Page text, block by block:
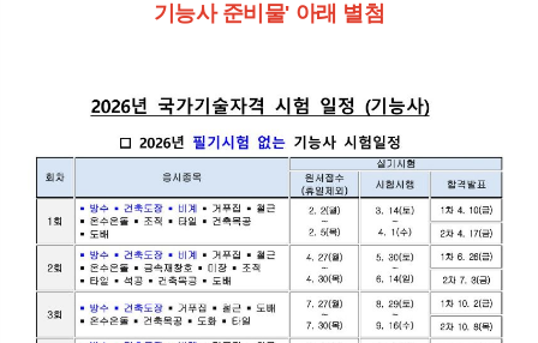
기능사 준비물' 아래 별첨